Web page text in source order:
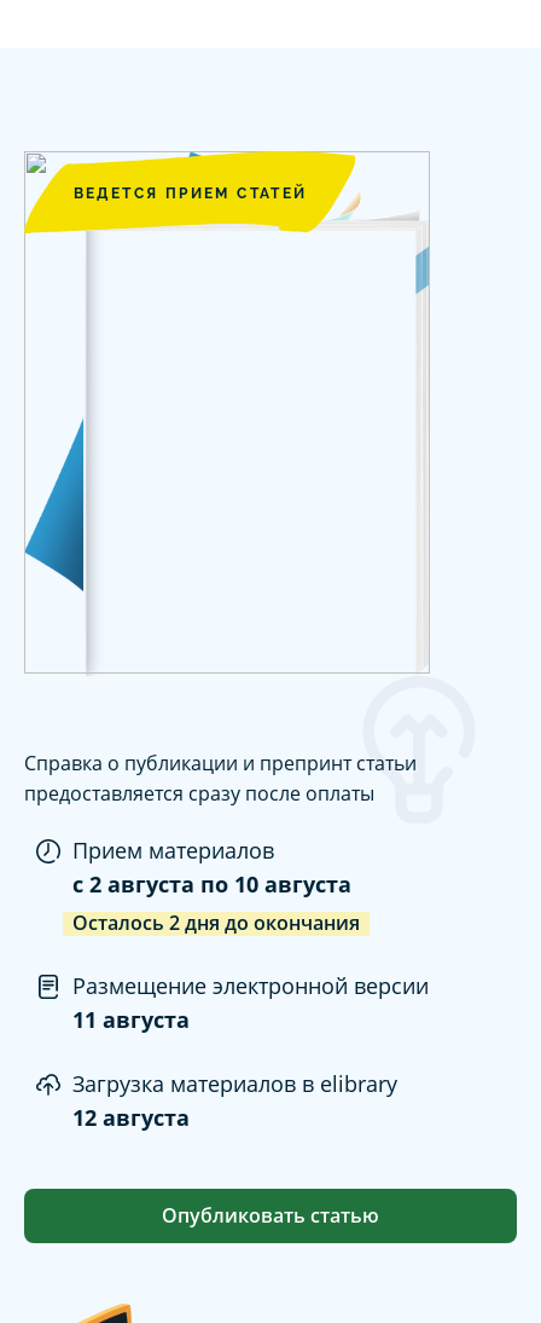
ВЕДЕТСЯ ПРИЕМ СТАТЕЙ
Справка о публикации и препринт статьи
предоставляется сразу после оплаты
Прием материалов
c 2 августа по 10 августа
Осталось 2дня до окончания
Размещение электронной версии
11 августа
Загрузка материалов в elibrary
12 августа
Опубликовать статью